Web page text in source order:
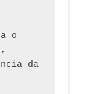
o
da